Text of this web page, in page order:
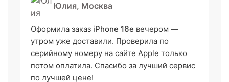
Юлия, Москва
Оформила заказ iPhone 16e вечером —
утром уже доставили. Проверила по
серийному номеру на сайте Apple только
потом оплатила. Спасибо за лучший сервис
по лучшей цене!